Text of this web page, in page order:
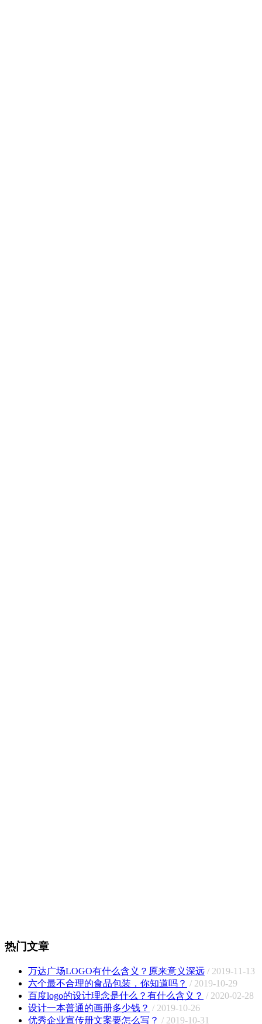
热门文章
万达广场LOGO有什么含义？原来意义深远 / 2019-11-13
六个最不合理的食品包装，你知道吗？ / 2019-10-29
百度logo的设计理念是什么？有什么含义？ / 2020-02-28
设计一本普通的画册多少钱？ / 2019-10-26
优秀企业宣传册文案要怎么写？ / 2019-10-31